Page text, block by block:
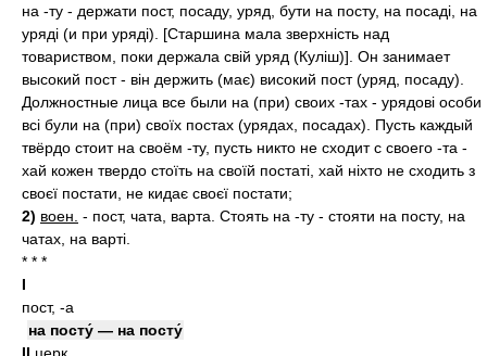
на -ту - держати пост, посаду, уряд, бути на посту, на посаді, на
уряді (и при уряді). [Старшина мала зверхність над
товариством, поки держала свій уряд (Куліш)]. Он занимает
высокий пост - він держить (має) високий пост (уряд, посаду).
Должностные лица все были на (при) своих -тах - урядові особи
всі були на (при) своїх постах (урядах, посадах). Пусть каждый
твёрдо стоит на своём -ту, пусть никто не сходит с своего -та -
хай кожен твердо стоїть на своїй постаті, хай ніхто не сходить з
своєї постати, не кидає своєї постати;
2) воен. - пост, чата, варта. Стоять на -ту - стояти на посту, на
чатах, на варті.
* * *
I
пост, -а
на посту́ — на посту́